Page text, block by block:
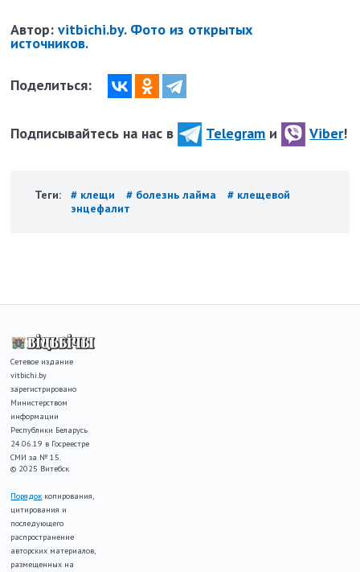
Автор:vitbichi.by. Фото из открытых
источников.
Поделиться:
Подписывайтесь на нас в Telegram и Viber!
Теги: # клещи # болезнь лайма
# клещевой
энцефалит
Сетевое издание
vitbichi.by
зарегистрировано
Министерством
информации
Республики Беларусь
24.06.19 в Госреестре
СМИ за № 15.
© 2025 Витебск
Порядок копирования,
цитирования и
последующего
распространение
авторских материалов,
размещенных на